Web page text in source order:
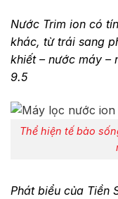
Nước Trim ion có
khác, từ trái sang
khiết – nước máy –
9.5
Thể hiện tế bào
Phát biểu của Tiền